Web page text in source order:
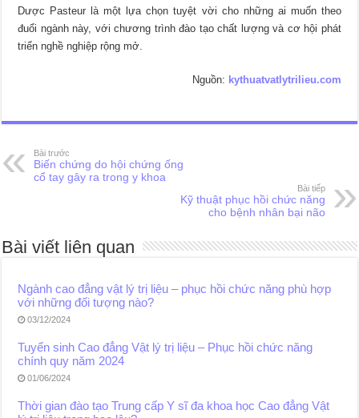
Dược Pasteur là một lựa chọn tuyệt vời cho những ai muốn theo
đuổi ngành này, với chương trình đào tạo chất lượng và cơ hội phát
triển nghề nghiệp rộng mở.
Nguồn: kythuatvatlytrilieu.com
Bài trước
Biến chứng do hội chứng ống
cổ tay gây ra trong y khoa
Bài tiếp
Kỹ thuật phục hồi chức năng
cho bệnh nhân bại não
Bài viết liên quan
Ngành cao đẳng vật lý trị liệu – phục hồi chức năng phù hợp
với những đối tượng nào?
03/12/2024
Tuyển sinh Cao đẳng Vật lý trị liệu – Phục hồi chức năng
chính quy năm 2024
01/06/2024
Thời gian đào tạo Trung cấp Y sĩ đa khoa học Cao đẳng Vật